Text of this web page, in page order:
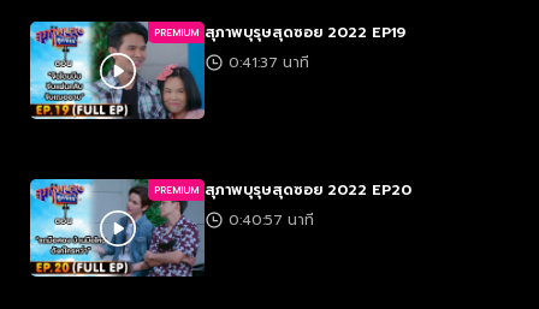
PREMIUM สุภาพบุรุษสุดซอย 2022 EP19
0:41:37 นาที
PREMIUM สุภาพบุรุษสุดซอย 2022 EP20
0:40:57 นาที